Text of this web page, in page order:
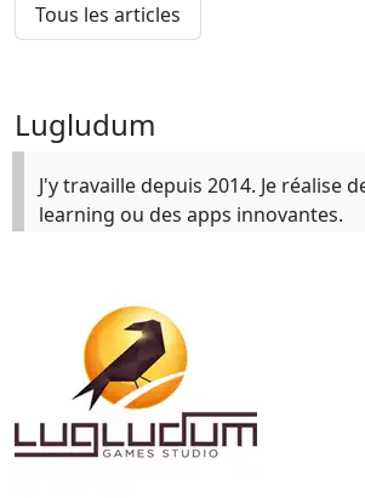
Tous les articles
Lugludum
J'y travaille depuis 2014. Je réalise
learning ou des apps innovantes.